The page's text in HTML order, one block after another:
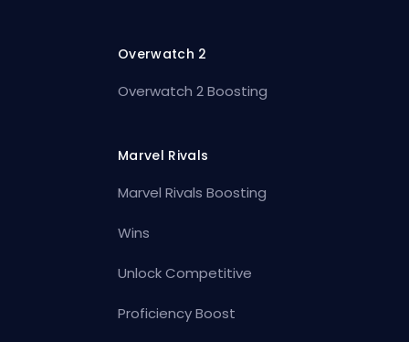
Overwatch 2
Overwatch 2 Boosting
Marvel Rivals
Marvel Rivals Boosting
Wins
Unlock Competitive
Proficiency Boost